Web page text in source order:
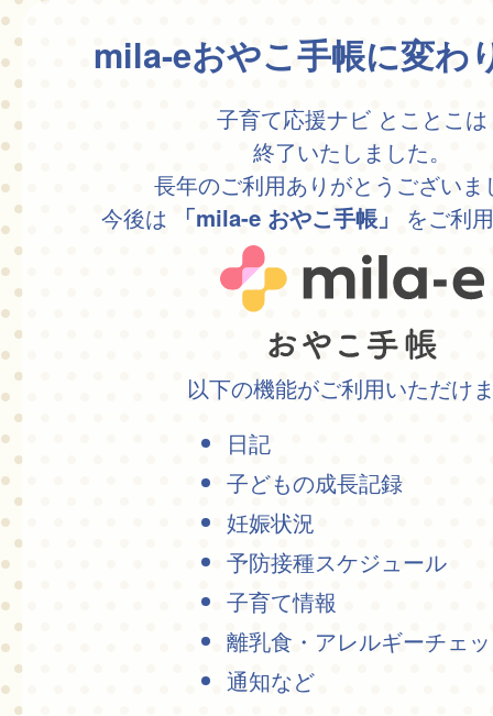
mila-eおやこ手帳に変わ
子育て応援ナビ とことこは
終了いたしました。
長年のご利用ありがとうございま
今後は
「mila-e おやこ手帳」 をご利
以下の機能がご利用いただけ
日記
子どもの成長記録
妊娠状況
予防接種スケジュール
子育て情報
離乳食・アレルギーチェ
通知など